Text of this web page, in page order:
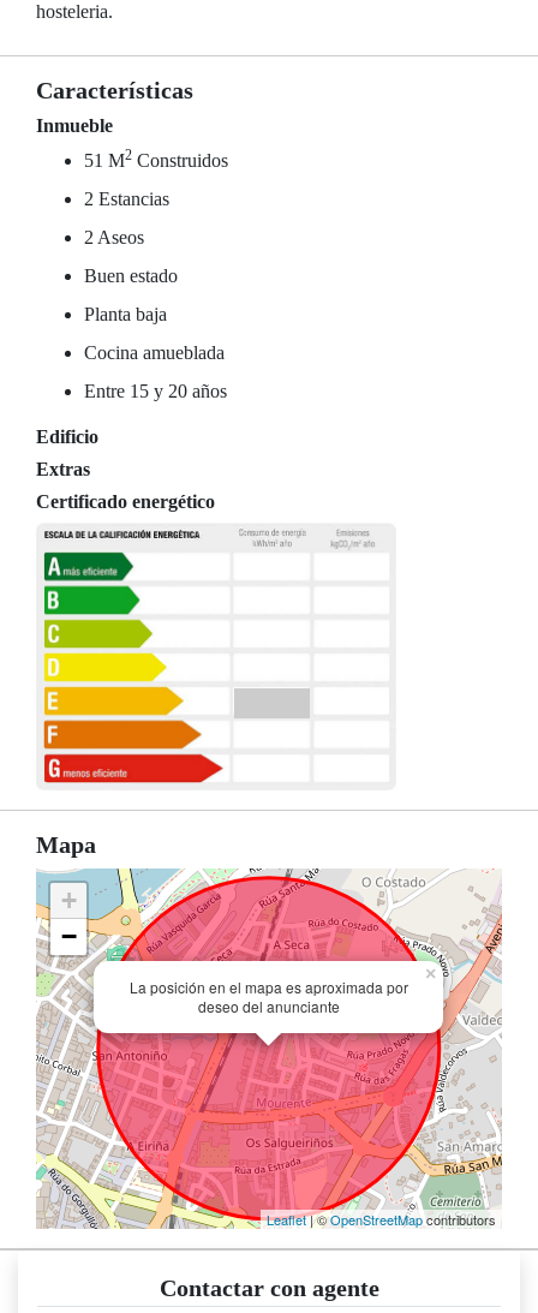
hosteleria.
Características
Inmueble
51 M2 Construidos
2 Estancias
2 Aseos
Buen estado
Planta baja
Cocina amueblada
Entre 15 y 20 años
Edificio
Extras
Certificado energético
Mapa
La posición en el mapa es aproximada por
deseo del anunciante
×
+
−
Leaflet| ©OpenStreetMapcontributors
Contactar con agente